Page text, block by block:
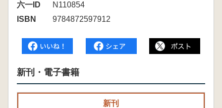
六一ID
N110854
ISBN
9784872597912
新刊・電子書籍
新刊